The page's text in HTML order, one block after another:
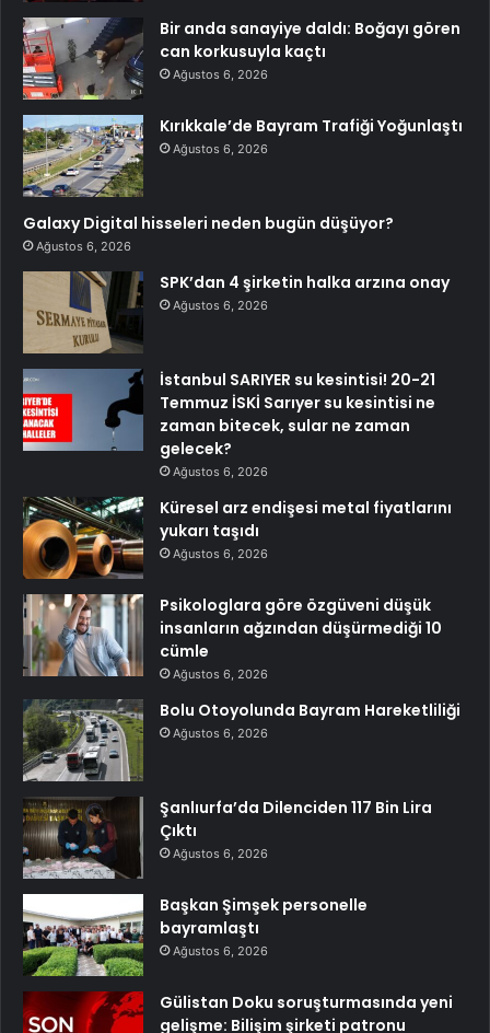
Bir anda sanayiye daldı: Boğayı gören
can korkusuyla kaçtı
Ağustos 6, 2026
Kırıkkale’de Bayram Trafiği Yoğunlaştı
Ağustos 6, 2026
Galaxy Digital hisseleri neden bugün düşüyor?
Ağustos 6, 2026
SPK’dan 4 şirketin halka arzına onay
Ağustos 6, 2026
İstanbul SARIYER su kesintisi! 20-21
Temmuz İSKİ Sarıyer su kesintisi ne
zaman bitecek, sular ne zaman
gelecek?
Ağustos 6, 2026
Küresel arz endişesi metal fiyatlarını
yukarı taşıdı
Ağustos 6, 2026
Psikologlara göre özgüveni düşük
insanların ağzından düşürmediği 10
cümle
Ağustos 6, 2026
Bolu Otoyolunda Bayram Hareketliliği
Ağustos 6, 2026
Şanlıurfa’da Dilenciden 117 Bin Lira
Çıktı
Ağustos 6, 2026
Başkan Şimşek personelle
bayramlaştı
Ağustos 6, 2026
Gülistan Doku soruşturmasında yeni
gelişme: Bilişim şirketi patronu